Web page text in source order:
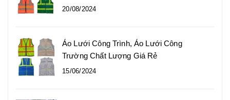
20/08/2024
Áo Lưới Công Trình, Áo Lưới Công
Trường Chất Lượng Giá Rẻ
15/06/2024